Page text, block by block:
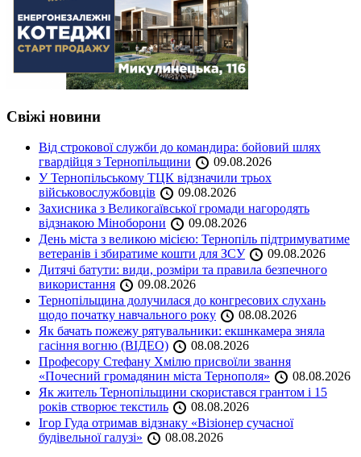
Свіжі новини
Від строкової служби до командира: бойовий шлях
гвардійця з Тернопільщини
09.08.2026
У Тернопільському ТЦК відзначили трьох
військовослужбовців
09.08.2026
Захисника з Великогаївської громади нагородять
відзнакою Міноборони
09.08.2026
День міста з великою місією: Тернопіль підтримуватиме
ветеранів і збиратиме кошти для ЗСУ
09.08.2026
Дитячі батути: види, розміри та правила безпечного
використання
09.08.2026
Тернопільщина долучилася до конгресових слухань
щодо початку навчального року
08.08.2026
Як бачать пожежу рятувальники: екшнкамера зняла
гасіння вогню (ВІДЕО)
08.08.2026
Професору Стефану Хмілю присвоїли звання
«Почесний громадянин міста Тернополя»
08.08.2026
Як житель Тернопільщини скористався грантом і 15
років створює текстиль
08.08.2026
Ігор Гуда отримав відзнаку «Візіонер сучасної
будівельної галузі»
08.08.2026